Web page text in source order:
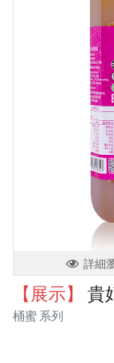
詳細
【展示】 貴
桶蜜 系列